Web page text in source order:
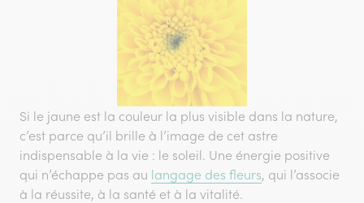
Si le jaune est la couleur la plus visible dans la nature,
c’est parce qu’il brille à l’image de cet astre
indispensable à la vie : le soleil. Une énergie positive
qui n’échappe pas au langage des fleurs, qui l’associe
à la réussite, à la santé et à la vitalité.